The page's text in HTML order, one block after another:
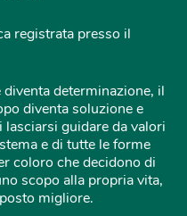
registrata presso il
determinazione, il
diventa soluzione e
guidare da valori
e di tutte le forme
coloro che decidono di
scopo alla propria vita,
migliore.